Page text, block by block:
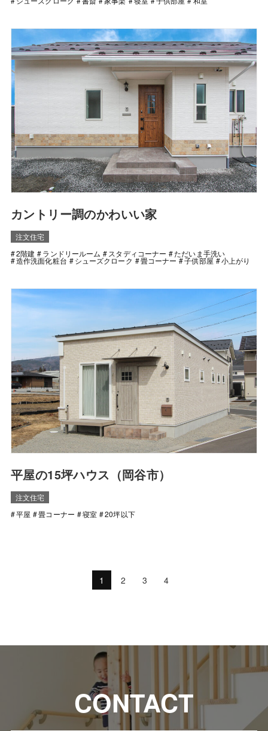
カントリー調のかわいい家
注文住宅
2階建
ランドリールーム スタディコーナー ただいま手洗い
造作洗面化粧台 シューズクローク 畳コーナー 子供部屋 小上がり
平屋の15坪ハウス（岡谷市）
注文住宅
平屋
畳コーナー 寝室 20坪以下
1 2 3 4
CONTACT